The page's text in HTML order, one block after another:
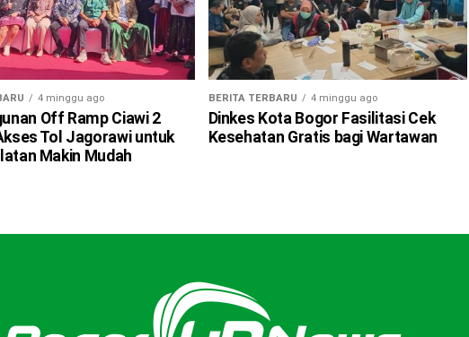
4 minggu ago
Off Ramp Ciawi 2
Tol Jagorawi untuk
Makin Mudah
BERITA TERBARU 4 minggu ago
Dinkes Kota Bogor Fasilitasi Cek
Kesehatan Gratis bagi Wartawan